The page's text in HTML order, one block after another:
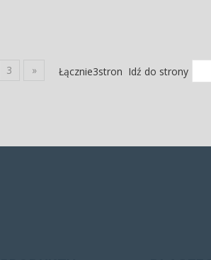
3 » Łącznie3stron Idź do strony